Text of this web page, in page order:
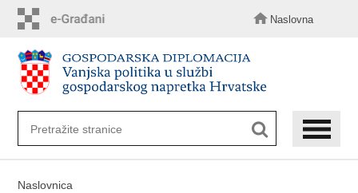
sadržaj
Naslovna
Naslovnica